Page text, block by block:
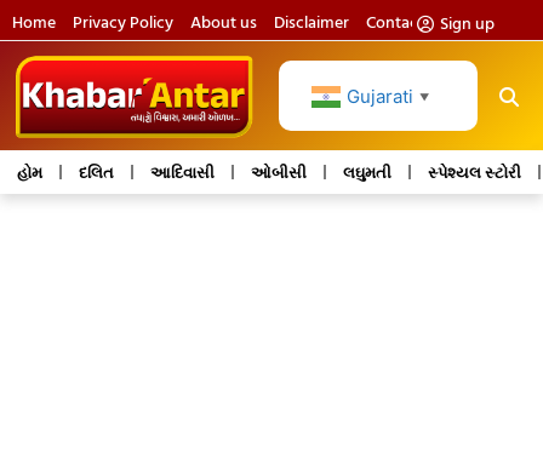
Home Privacy Policy About us Disclaimer Contact usSign up
Gujarati ▼
હોમ દલિત આદિવાસી ઓબીસી લઘુમતી સ્પેશ્યલ સ્ટોરી